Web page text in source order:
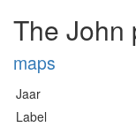
The John
maps
Jaar
Label